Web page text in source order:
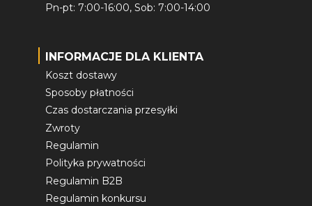
Pn-pt: 7:00-16:00, Sob: 7:00-14:00
INFORMACJE DLA KLIENTA
Koszt dostawy
Sposoby płatności
Czas dostarczania przesyłki
Zwroty
Regulamin
Polityka prywatności
Regulamin B2B
Regulamin konkursu